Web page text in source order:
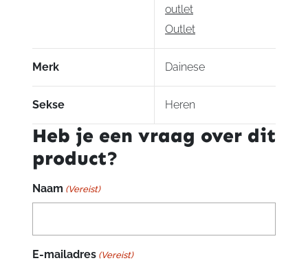
outlet
Outlet
Merk Dainese
Sekse Heren
Heb je een vraag over dit
product?
Naam (Vereist)
E-mailadres (Vereist)